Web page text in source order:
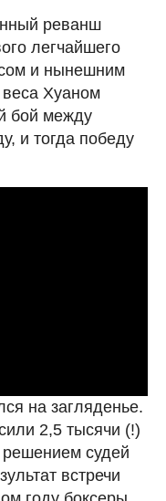
реванш
легчайшего
и нынешним
веса Хуаном
бой между
и тогда победу
на загляденье.
2,5 тысячи (!)
судей
встречи